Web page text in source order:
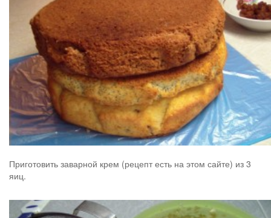
Приготовить заварной крем (рецепт есть на этом сайте) из 3
яиц.